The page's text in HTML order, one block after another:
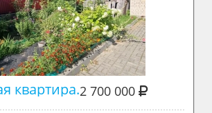
квартира.2 700 000